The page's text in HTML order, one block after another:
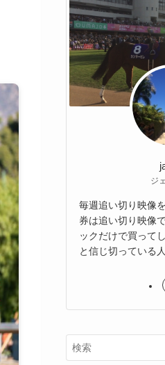
ジ
毎週追い切り映像
券は追い切り映像
ックだけで買って
と信じ切っている人